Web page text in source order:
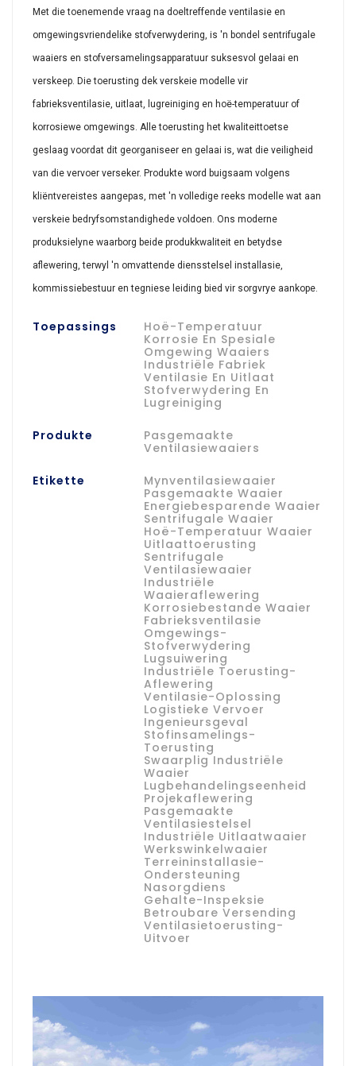
Met die toenemende vraag na doeltreffende ventilasie en
omgewingsvriendelike stofverwydering, is 'n bondel sentrifugale
waaiers en stofversamelingsapparatuur suksesvol gelaai en
verskeep. Die toerusting dek verskeie modelle vir
fabrieksventilasie, uitlaat, lugreiniging en hoë-temperatuur of
korrosiewe omgewings. Alle toerusting het kwaliteittoetse
geslaag voordat dit georganiseer en gelaai is, wat die veiligheid
van die vervoer verseker. Produkte word buigsaam volgens
kliëntvereistes aangepas, met 'n volledige reeks modelle wat aan
verskeie bedryfsomstandighede voldoen. Ons moderne
produksielyne waarborg beide produkkwaliteit en betydse
aflewering, terwyl 'n omvattende diensstelsel installasie,
kommissiebestuur en tegniese leiding bied vir sorgvrye aankope.
Toepassings
Hoë-Temperatuur
Korrosie En Spesiale
Omgewing Waaiers
Industriële Fabriek
Ventilasie En Uitlaat
Stofverwydering En
Lugreiniging
Produkte
Pasgemaakte
Ventilasiewaaiers
Etikette
Mynventilasiewaaier
Pasgemaakte Waaier
Energiebesparende Waaier
Sentrifugale Waaier
Hoë-Temperatuur Waaier
Uitlaattoerusting
Sentrifugale
Ventilasiewaaier
Industriële
Waaieraflewering
Korrosiebestande Waaier
Fabrieksventilasie
Omgewings-
Stofverwydering
Lugsuiwering
Industriële Toerusting-
Aflewering
Ventilasie-Oplossing
Logistieke Vervoer
Ingenieursgeval
Stofinsamelings-
Toerusting
Swaarplig Industriële
Waaier
Lugbehandelingseenheid
Projekaflewering
Pasgemaakte
Ventilasiestelsel
Industriële Uitlaatwaaier
Werkswinkelwaaier
Terreininstallasie-
Ondersteuning
Nasorgdiens
Gehalte-Inspeksie
Betroubare Versending
Ventilasietoerusting-
Uitvoer